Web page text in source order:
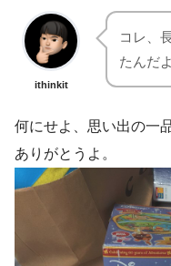
ithinkit
コレ、
たんだ
何にせよ、思い出の一
ありがとうよ。